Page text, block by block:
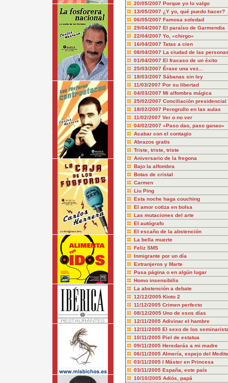
20/05/2007 Porque yo lo valgo
13/05/2007 ¿Y yo, qué puedo hacer?
06/05/2007 Famosa soledad
29/04/2007 El paraíso de Garmendia
22/04/2007 Yo, «chirgo»
16/04/2007 Tatas a cien
08/04/2007 La ciudad de las
01/04/2007 El fracaso de un éxito
25/03/2007 Érase una vez...
18/03/2007 Sábanas sin ley
11/03/2007 Por su libertad
04/03/2007 Mi alfombra mágica
25/02/2007 Conciliación presidencial
18/02/2007 Perogrullo en las aulas
11/02/2007 Ver o no ver
04/02/2007 «Paso dao, paso ganao»
Acabar con el contagio
Abrazos gratis
Triste, triste, triste
Aniversario de la fregona
Bajo la alfombra
Botas de cristal
Carmen
Liu Ping
Esta noche haga couching
El amor cotiza en bolsa
Las mutaciones del arte
El autógrafo
El escaño de la abstención
La bella muerte
Feliz SMS
Inmigrante por un día
Extranjeros y Marte
Pasa página o en algún lugar
Homo insensibilis
La abstención a debate
12/12/2005 Kioto 2
11/12/2005 Crimen perfecto
08/12/2005 Uno de esos días
12/11/2005 Adivinar el hambre
12/11/2005 El sexo de los
10/11/2005 Piel de estatua
09/11/2005 Heredarás a mi madre
06/11/2005 Almería, espejo del
03/11/2005 I Máster en Princesa
03/11/2005 España, este país
10/10/2005 Adiós, papá